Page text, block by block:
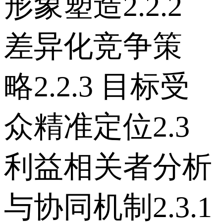
差异化竞争策
略 2.2.3 目标受
众精准定位 2.3
利益相关者分析
与协同机制 2.3.1